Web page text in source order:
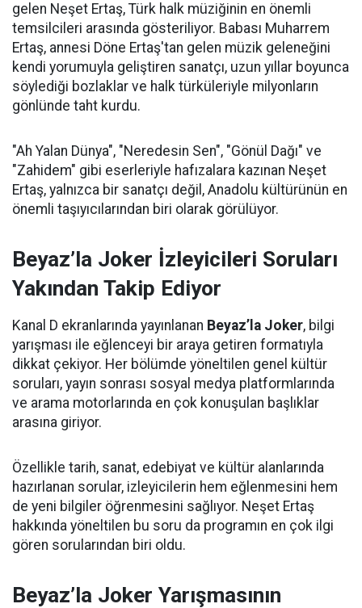
gelen Neşet Ertaş, Türk halk müziğinin en önemli
temsilcileri arasında gösteriliyor. Babası Muharrem
Ertaş, annesi Döne Ertaş'tan gelen müzik geleneğini
kendi yorumuyla geliştiren sanatçı, uzun yıllar boyunca
söylediği bozlaklar ve halk türküleriyle milyonların
gönlünde taht kurdu.
"Ah Yalan Dünya", "Neredesin Sen", "Gönül Dağı" ve
"Zahidem" gibi eserleriyle hafızalara kazınan Neşet
Ertaş, yalnızca bir sanatçı değil, Anadolu kültürünün en
önemli taşıyıcılarından biri olarak görülüyor.
Beyaz’la Joker İzleyicileri Soruları
Yakından Takip Ediyor
Kanal D ekranlarında yayınlanan Beyaz’la Joker, bilgi
yarışması ile eğlenceyi bir araya getiren formatıyla
dikkat çekiyor. Her bölümde yöneltilen genel kültür
soruları, yayın sonrası sosyal medya platformlarında
ve arama motorlarında en çok konuşulan başlıklar
arasına giriyor.
Özellikle tarih, sanat, edebiyat ve kültür alanlarında
hazırlanan sorular, izleyicilerin hem eğlenmesini hem
de yeni bilgiler öğrenmesini sağlıyor. Neşet Ertaş
hakkında yöneltilen bu soru da programın en çok ilgi
gören sorularından biri oldu.
Beyaz’la Joker Yarışmasının